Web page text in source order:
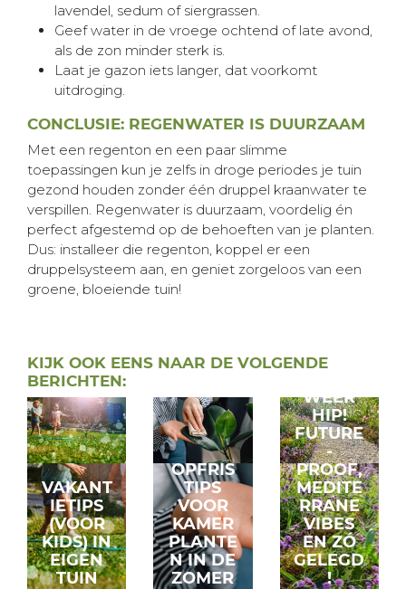
lavendel, sedum of siergrassen.
Geef water in de vroege ochtend of late avond,
als de zon minder sterk is.
Laat je gazon iets langer, dat voorkomt
uitdroging.
CONCLUSIE: REGENWATER IS DUURZAAM
Met een regenton en een paar slimme
toepassingen kun je zelfs in droge periodes je tuin
gezond houden zonder één druppel kraanwater te
verspillen. Regenwater is duurzaam, voordelig én
perfect afgestemd op de behoeften van je planten.
Dus: installeer die regenton, koppel er een
druppelsysteem aan, en geniet zorgeloos van een
groene, bloeiende tuin!
KIJK OOK EENS NAAR DE VOLGENDE
BERICHTEN:
VAKANT
IETIPS
(VOOR
KIDS) IN
EIGEN
TUIN
OPFRIS
TIPS
VOOR
KAMER
PLANTE
N IN DE
ZOMER
GRIND
WEER
HIP!
FUTURE
-
PROOF,
MEDITE
RRANE
VIBES
EN ZÓ
GELEGD
!